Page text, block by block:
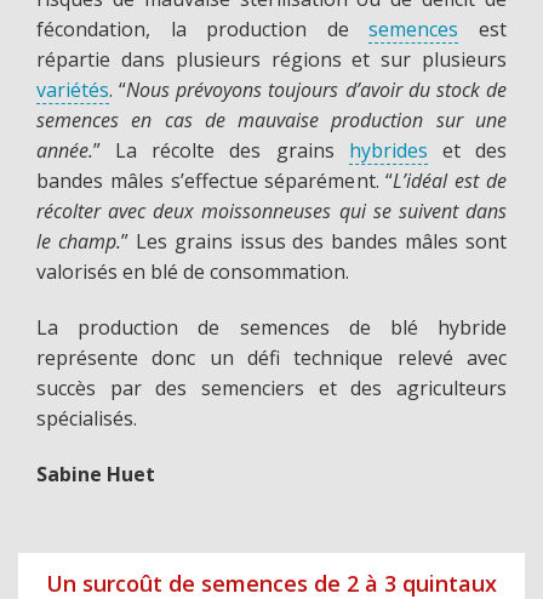
fécondation, la production desemences est
répartie dans plusieurs régions et sur plusieurs
variétés. “Nous prévoyons toujours d’avoir du stock de
semences en cas de mauvaise production sur une
année.” La récolte des grains hybrides et des
bandes mâles s’effectue séparément. “L’idéal est de
récolter avec deux moissonneuses qui se suivent dans
le champ.” Les grains issus des bandes mâles sont
valorisés en blé de consommation.
La production de semences de blé hybride
représente donc un défi technique relevé avec
succès par des semenciers et des agriculteurs
spécialisés.
Sabine Huet
Un surcoût de semences de 2 à 3 quintaux